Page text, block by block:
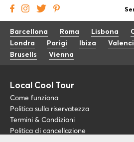
Barcellona Roma Lisbona
Londra
Parigi Ibiza
Brusells
Vienna
Local Cool Tour
Come funziona
Politica sulla riservatezza
Termini & Condizioni
Politica di cancellazione